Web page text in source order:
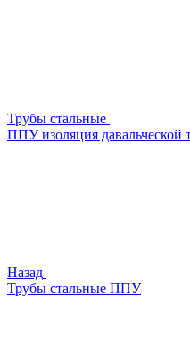
Трубы стальные
ППУ изоляция давальческой
Назад
Трубы стальные ППУ